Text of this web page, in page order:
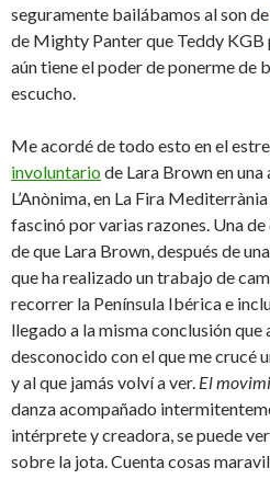
seguramente bailábamos al son de
de Mighty Panter que Teddy KGB
aún tiene el poder de ponerme de
escucho.
Me acordé de todo esto en el
involuntariode Lara Brown en
L’Anònima, en La Fira
fascinó por varias razones. Una
de que Lara Brown, después de
que ha realizado un trabajo de
recorrer la Península Ibérica e
llegado a la misma conclusión que
desconocido con el que me crucé
y al que jamás volví a ver. El
danza acompañado
intérprete y creadora, se puede
sobre la jota. Cuenta cosas